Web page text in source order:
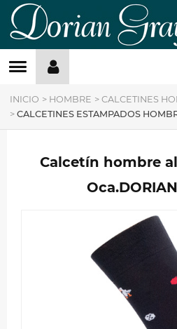
DorianGray
Filtros »
INICIO > HOMBRE > CALCETINES
> CALCETINES ESTAMPADOS
Calcetín hombre